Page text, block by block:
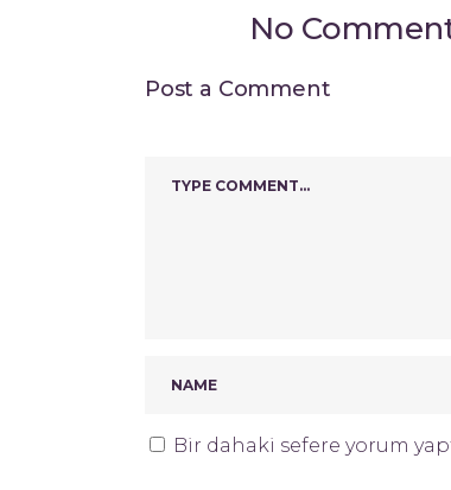
No
Post a Comment
Bir dahaki sefere yorum